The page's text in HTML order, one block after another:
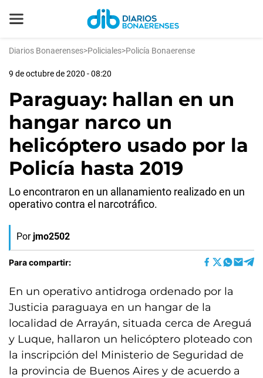
Diarios Bonaerenses>Policiales>Policía Bonaerense
9 de octubre de 2020 - 08:20
Paraguay: hallan en un
hangar narco un
helicóptero usado por la
Policía hasta 2019
Lo encontraron en un allanamiento realizado en un
operativo contra el narcotráfico.
Por jmo2502
Para compartir:
En un operativo antidroga ordenado por la
Justicia paraguaya en un hangar de la
localidad de Arrayán, situada cerca de Areguá
y Luque, hallaron un helicóptero ploteado con
la inscripción del Ministerio de Seguridad de
la provincia de Buenos Aires y de acuerdo a